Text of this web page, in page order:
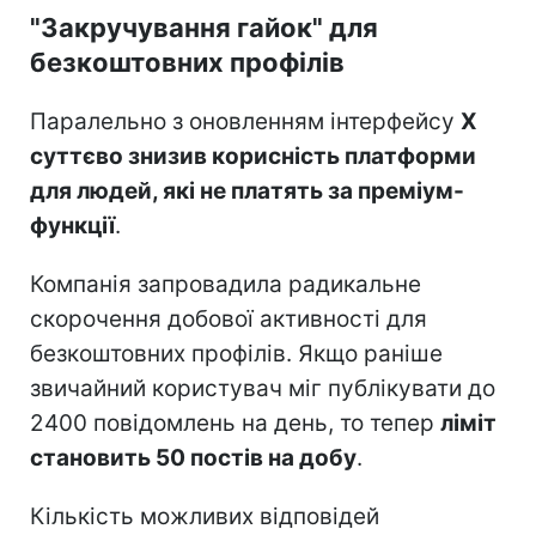
"Закручування гайок" для
безкоштовних профілів
Паралельно з оновленням інтерфейсу X
суттєво знизив корисність платформи
для людей, які не платять за преміум-
функції.
Компанія запровадила радикальне
скорочення добової активності для
безкоштовних профілів. Якщо раніше
звичайний користувач міг публікувати до
2400 повідомлень на день, то тепер ліміт
становить 50 постів на добу.
Кількість можливих відповідей